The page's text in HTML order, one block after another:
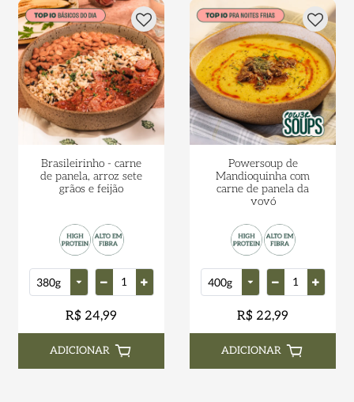
Brasileirinho - carne
de panela, arroz sete
grãos e feijão
R$ 24,99
ADICIONAR
Powersoup de
Mandioquinha com
carne de panela da
vovó
R$ 22,99
ADICIONAR